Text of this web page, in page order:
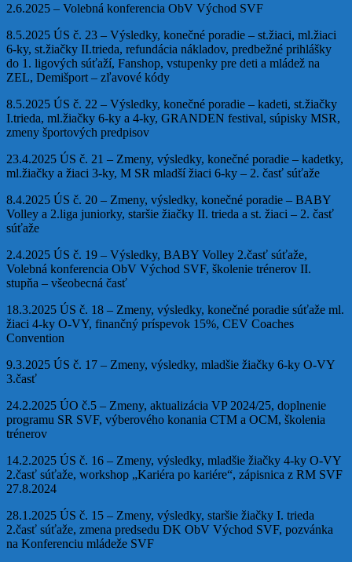
2.6.2025 – Volebná konferencia ObV Východ SVF
8.5.2025 ÚS č. 23 – Výsledky, konečné poradie – st.žiaci, ml.žiaci
6-ky, st.žiačky II.trieda, refundácia nákladov, predbežné prihlášky
do 1. ligových súťaží, Fanshop, vstupenky pre deti a mládež na
ZEL, Demišport – zľavové kódy
8.5.2025 ÚS č. 22 – Výsledky, konečné poradie – kadeti, st.žiačky
I.trieda, ml.žiačky 6-ky a 4-ky, GRANDEN festival, súpisky MSR,
zmeny športových predpisov
23.4.2025 ÚS č. 21 – Zmeny, výsledky, konečné poradie – kadetky,
ml.žiačky a žiaci 3-ky, M SR mladší žiaci 6-ky – 2. časť súťaže
8.4.2025 ÚS č. 20 – Zmeny, výsledky, konečné poradie – BABY
Volley a 2.liga juniorky, staršie žiačky II. trieda a st. žiaci – 2. časť
súťaže
2.4.2025 ÚS č. 19 – Výsledky, BABY Volley 2.časť súťaže,
Volebná konferencia ObV Východ SVF, školenie trénerov II.
stupňa – všeobecná časť
18.3.2025 ÚS č. 18 – Zmeny, výsledky, konečné poradie súťaže ml.
žiaci 4-ky O-VY, finančný príspevok 15%, CEV Coaches
Convention
9.3.2025 ÚS č. 17 – Zmeny, výsledky, mladšie žiačky 6-ky O-VY
3.časť
24.2.2025 ÚO č.5 – Zmeny, aktualizácia VP 2024/25, doplnenie
programu SR SVF, výberového konania CTM a OCM, školenia
trénerov
14.2.2025 ÚS č. 16 – Zmeny, výsledky, mladšie žiačky 4-ky O-VY
2.časť súťaže, workshop „Kariéra po kariére“, zápisnica z RM SVF
27.8.2024
28.1.2025 ÚS č. 15 – Zmeny, výsledky, staršie žiačky I. trieda
2.časť súťaže, zmena predsedu DK ObV Východ SVF, pozvánka
na Konferenciu mládeže SVF